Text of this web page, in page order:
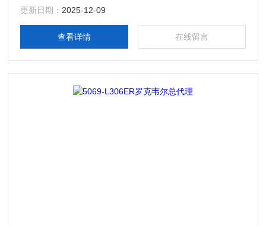
更新日期： 2025-12-09
查看详情 在线留言